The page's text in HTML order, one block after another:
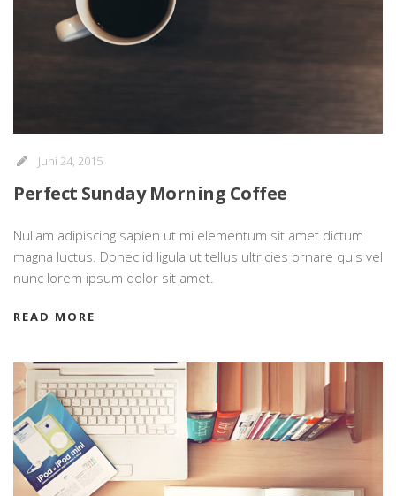
Juni 24, 2015
Perfect Sunday Morning Coffee
Nullam adipiscing sapien ut mi elementum sit amet dictum
magna luctus. Donec id ligula ut tellus ultricies ornare quis vel
nunc lorem ipsum dolor sit amet.
READ MORE